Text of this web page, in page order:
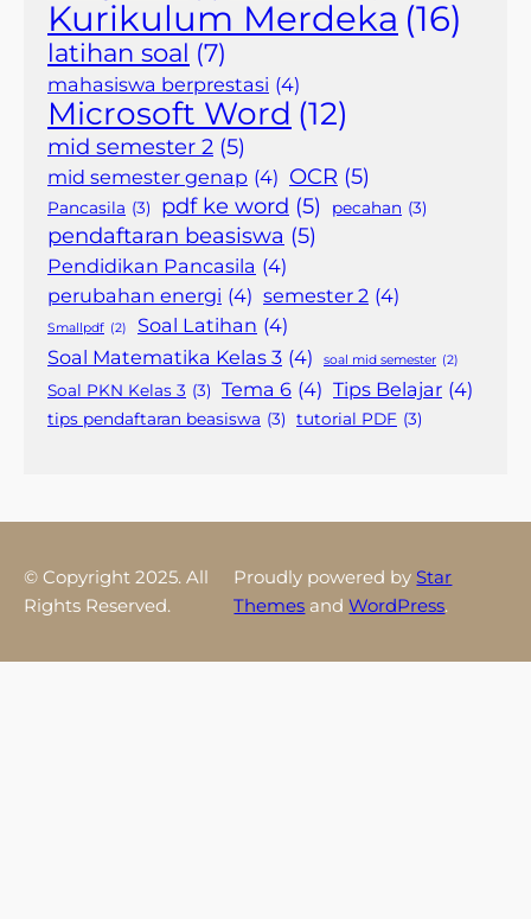
Kurikulum Merdeka (16)
latihan soal (7)
mahasiswa berprestasi (4)
Microsoft Word (12)
mid semester 2 (5)
mid semester genap (4) OCR (5)
Pancasila (3) pdf ke word (5) pecahan (3)
pendaftaran beasiswa (5)
Pendidikan Pancasila (4)
perubahan energi (4) semester 2 (4)
Smallpdf (2) Soal Latihan (4)
Soal Matematika Kelas 3 (4) soal mid semester (2)
Soal PKN Kelas 3 (3) Tema 6 (4) Tips Belajar (4)
tips pendaftaran beasiswa (3) tutorial PDF (3)
© Copyright 2025. All
Rights Reserved.
Proudly powered by Star
Themes andWordPress.